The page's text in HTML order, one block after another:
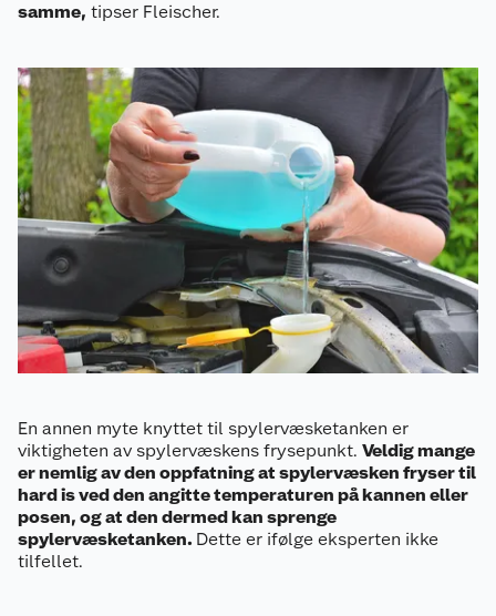
samme, tipser Fleischer.
En annen myte knyttet til spylervæsketanken er
viktigheten av spylervæskens frysepunkt. Veldig mange
er nemlig av den oppfatning at spylervæsken fryser til
hard is ved den angitte temperaturen på kannen eller
posen, og at den dermed kan sprenge
spylervæsketanken. Dette er ifølge eksperten ikke
tilfellet.